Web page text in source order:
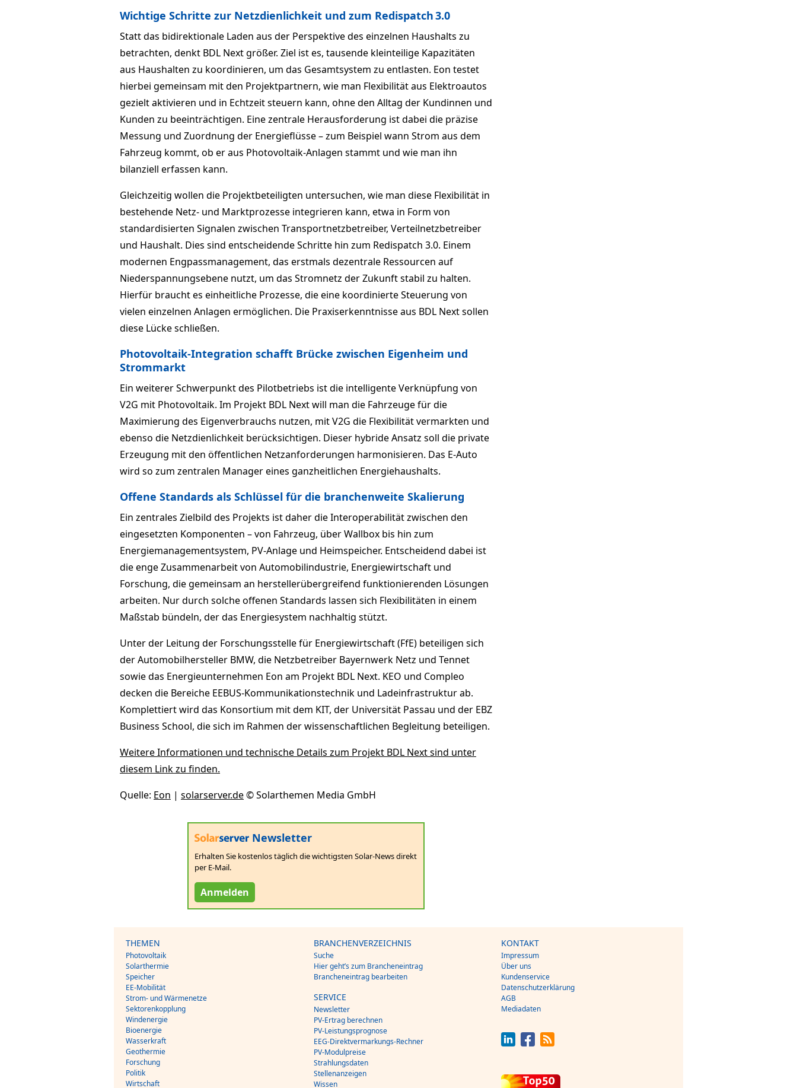
Wichtige Schritte zur Netzdienlichkeit und zum Redispatch 3.0
Statt das bidirektionale Laden aus der Perspektive des einzelnen Haushalts zu
betrachten, denkt BDL Next größer. Ziel ist es, tausende kleinteilige Kapazitäten
aus Haushalten zu koordinieren, um das Gesamtsystem zu entlasten. Eon testet
hierbei gemeinsam mit den Projektpartnern, wie man Flexibilität aus Elektroautos
gezielt aktivieren und in Echtzeit steuern kann, ohne den Alltag der Kundinnen und
Kunden zu beeinträchtigen. Eine zentrale Herausforderung ist dabei die präzise
Messung und Zuordnung der Energieflüsse – zum Beispiel wann Strom aus dem
Fahrzeug kommt, ob er aus Photovoltaik-Anlagen stammt und wie man ihn
bilanziell erfassen kann.
Gleichzeitig wollen die Projektbeteiligten untersuchen, wie man diese Flexibilität in
bestehende Netz‑ und Marktprozesse integrieren kann, etwa in Form von
standardisierten Signalen zwischen Transportnetzbetreiber, Verteilnetzbetreiber
und Haushalt. Dies sind entscheidende Schritte hin zum Redispatch 3.0. Einem
modernen Engpassmanagement, das erstmals dezentrale Ressourcen auf
Niederspannungsebene nutzt, um das Stromnetz der Zukunft stabil zu halten.
Hierfür braucht es einheitliche Prozesse, die eine koordinierte Steuerung von
vielen einzelnen Anlagen ermöglichen. Die Praxiserkenntnisse aus BDL Next sollen
diese Lücke schließen.
Photovoltaik-Integration schafft Brücke zwischen Eigenheim und
Strommarkt
Ein weiterer Schwerpunkt des Pilotbetriebs ist die intelligente Verknüpfung von
V2G mit Photovoltaik. Im Projekt BDL Next will man die Fahrzeuge für die
Maximierung des Eigenverbrauchs nutzen, mit V2G die Flexibilität vermarkten und
ebenso die Netzdienlichkeit berücksichtigen. Dieser hybride Ansatz soll die private
Erzeugung mit den öffentlichen Netzanforderungen harmonisieren. Das E-Auto
wird so zum zentralen Manager eines ganzheitlichen Energiehaushalts.
Offene Standards als Schlüssel für die branchenweite Skalierung
Ein zentrales Zielbild des Projekts ist daher die Interoperabilität zwischen den
eingesetzten Komponenten – von Fahrzeug, über Wallbox bis hin zum
Energiemanagementsystem, PV-Anlage und Heimspeicher. Entscheidend dabei ist
die enge Zusammenarbeit von Automobilindustrie, Energiewirtschaft und
Forschung, die gemeinsam an herstellerübergreifend funktionierenden Lösungen
arbeiten. Nur durch solche offenen Standards lassen sich Flexibilitäten in einem
Maßstab bündeln, der das Energiesystem nachhaltig stützt.
Unter der Leitung der Forschungsstelle für Energiewirtschaft (FfE) beteiligen sich
der Automobilhersteller BMW, die Netzbetreiber Bayernwerk Netz und Tennet
sowie das Energieunternehmen Eon am Projekt BDL Next. KEO und Compleo
decken die Bereiche EEBUS-Kommunikationstechnik und Ladeinfrastruktur ab.
Komplettiert wird das Konsortium mit dem KIT, der Universität Passau und der EBZ
Business School, die sich im Rahmen der wissenschaftlichen Begleitung beteiligen.
Weitere Informationen und technische Details zum Projekt BDL Next sind unter
diesem Link zu finden.
Quelle: Eon | solarserver.de© Solarthemen Media GmbH
Newsletter
Erhalten Sie kostenlos täglich die wichtigsten Solar-News direkt
per E-Mail.
Anmelden
THEMEN
Photovoltaik
Solarthermie
Speicher
EE-Mobilität
Strom- und Wärmenetze
Sektorenkopplung
Windenergie
Bioenergie
Wasserkraft
Geothermie
Forschung
Politik
Wirtschaft
BRANCHENVERZEICHNIS
Suche
Hier geht’s zum Brancheneintrag
Brancheneintrag bearbeiten
SERVICE
Newsletter
PV-Ertrag berechnen
PV-Leistungsprognose
EEG-Direktvermarkungs-Rechner
PV-Modulpreise
Strahlungsdaten
Stellenanzeigen
Wissen
KONTAKT
Impressum
Über uns
Kundenservice
Datenschutzerklärung
AGB
Mediadaten